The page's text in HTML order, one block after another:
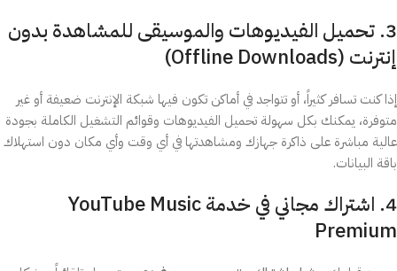
3. تحميل الفيديوهات والموسيقى للمشاهدة بدون
إنترنت (Offline Downloads)
إذا كنت تسافر كثيراً، أو تتواجد في أماكن تكون فيها شبكة الإنترنت ضعيفة أو غير
متوفرة، يمكنك بكل سهولة تحميل الفيديوهات وقوائم التشغيل الكاملة بجودة
عالية مباشرة على ذاكرة جهازك ومشاهدتها في أي وقت وأي مكان دون استهلاك
باقة البيانات.
4. اشتراك مجاني في خدمة YouTube Music
Premium